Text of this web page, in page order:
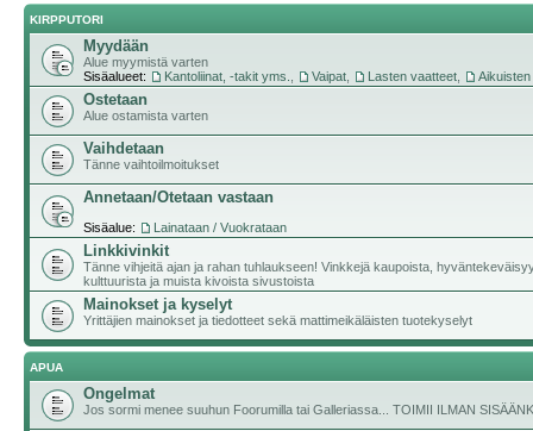
KIRPPUTORI
Myydään
Alue myymistä varten
Sisäalueet:
Kantoliinat, -takit yms. Vaipat Lasten vaatteet
Ostetaan
Alue ostamista varten
Vaihdetaan
Tänne vaihtoilmoitukset
Annetaan/Otetaan vastaan
Sisäalue: Lainataan / Vuokrataan
Linkkivinkit
Tänne vihjeitä ajan ja rahan tuhlaukseen! Vinkkejä kaupoista,
kulttuurista ja muista kivoista sivustoista
Mainokset ja kyselyt
Yrittäjien mainokset ja tiedotteet sekä mattimeikäläisten tuotekyselyt
APUA
Ongelmat
Jos sormi menee suuhun Foorumilla tai Galleriassa... TOIMII ILMAN